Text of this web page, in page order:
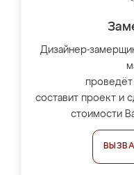
Дизайнер-
составит проект и
стоимости